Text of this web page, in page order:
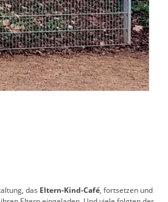
das Eltern-Kind-Café, fortsetzen und